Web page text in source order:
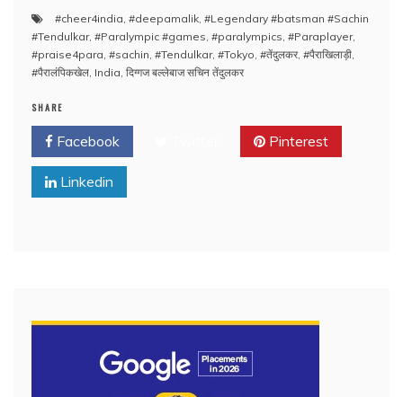
#cheer4india, #deepamalik, #Legendary #batsman #Sachin
#Tendulkar, #Paralympic #games, #paralympics, #Paraplayer,
#praise4para, #sachin, #Tendulkar, #Tokyo, #तेंदुलकर, #पैराखिलाड़ी,
#पैरालंपिकखेल, India, दिग्गज बल्लेबाज सचिन तेंदुलकर
SHARE
Facebook Pinterest
Linkedin